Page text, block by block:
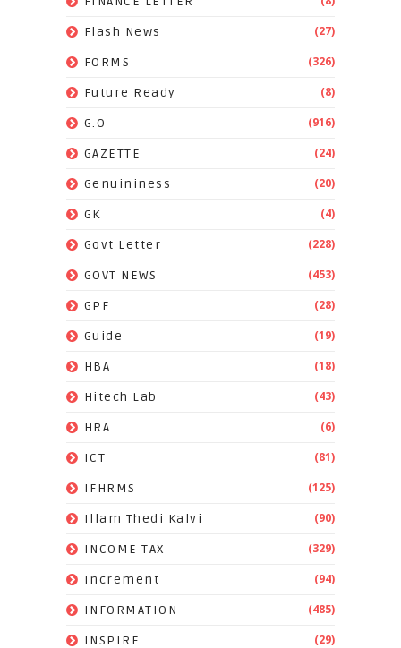
Flash News (27)
FORMS (326)
Future Ready (8)
G.O (916)
GAZETTE (24)
Genuininess (20)
GK (4)
Govt Letter (228)
GOVT NEWS (453)
GPF (28)
Guide (19)
HBA (18)
Hitech Lab (43)
HRA (6)
ICT (81)
IFHRMS (125)
Illam Thedi Kalvi (90)
INCOME TAX (329)
Increment (94)
INFORMATION (485)
INSPIRE (29)